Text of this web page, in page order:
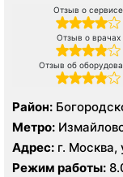
Отзыв о сервисе
Отзыв о врачах
Отзыв об
Район:
Измайлово,
Косино-
Новокосино,
Измайлово,
Метро:
Рокоссовского,
Партизанская,
Адрес: г. Москва,
Режим работы: